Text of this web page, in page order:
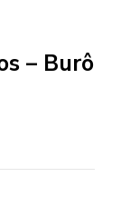
– Burô